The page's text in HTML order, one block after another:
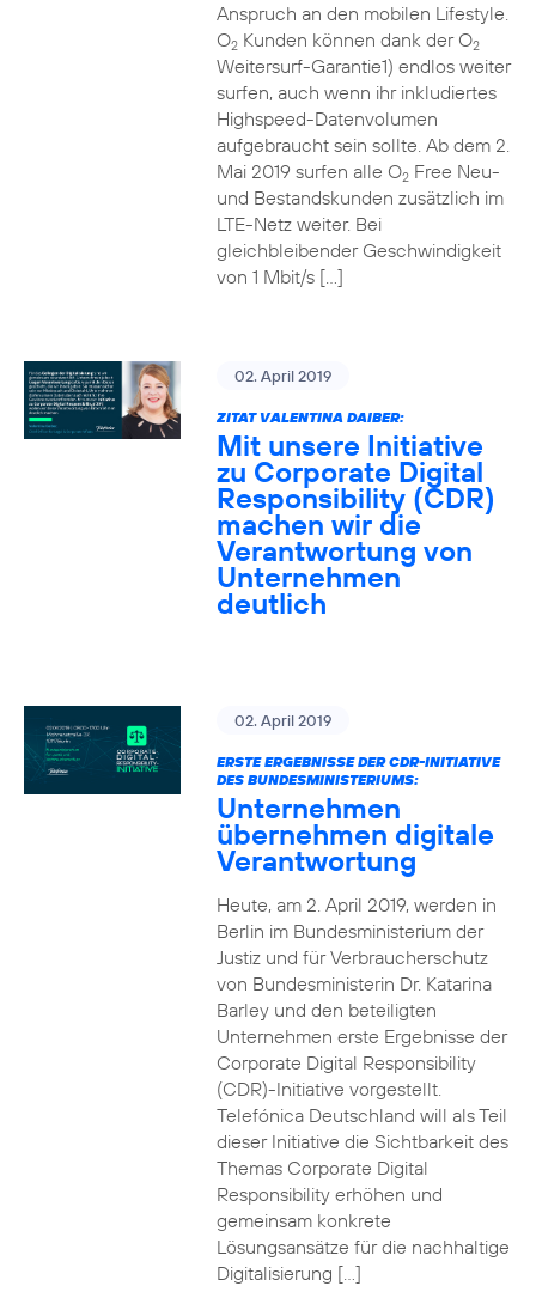
Anspruch an den mobilen Lifestyle.
O2Kunden können dank der O2
Weitersurf-Garantie1) endlos weiter
surfen, auch wenn ihr inkludiertes
Highspeed-Datenvolumen
aufgebraucht sein sollte. Ab dem 2.
Mai 2019 surfen alle O2Free Neu-
und Bestandskunden zusätzlich im
LTE-Netz weiter. Bei
gleichbleibender Geschwindigkeit
von 1 Mbit/s […]
02. April 2019
ZITAT VALENTINA DAIBER:
Mit unsere Initiative
zu Corporate Digital
Responsibility (CDR)
machen wir die
Verantwortung von
Unternehmen
deutlich
02. April 2019
ERSTE ERGEBNISSE DER CDR-INITIATIVE
DES BUNDESMINISTERIUMS:
Unternehmen
übernehmen digitale
Verantwortung
Heute, am 2. April 2019, werden in
Berlin im Bundesministerium der
Justiz und für Verbraucherschutz
von Bundesministerin Dr. Katarina
Barley und den beteiligten
Unternehmen erste Ergebnisse der
Corporate Digital Responsibility
(CDR)-Initiative vorgestellt.
Telefónica Deutschland will als Teil
dieser Initiative die Sichtbarkeit des
Themas Corporate Digital
Responsibility erhöhen und
gemeinsam konkrete
Lösungsansätze für die nachhaltige
Digitalisierung […]